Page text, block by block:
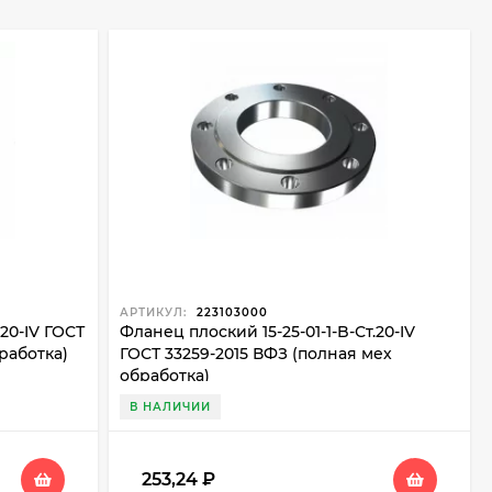
температура).
с заказчиком).
в нефтегазовой, химической и энергетической
IV ГОСТ
АРТИКУЛ: 223103000
Фланец плоский 15-25-01-1-B-Ст.20-IV
ГОСТ 33259-2015 ВФЗ (полная мех
обработка)
В НАЛИЧИИ
253,24 ₽